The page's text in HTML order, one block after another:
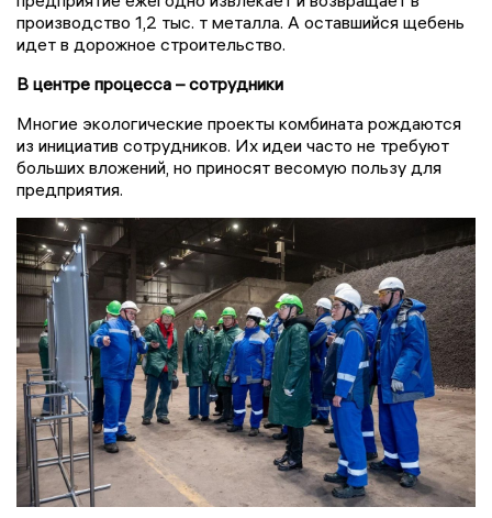
производство 1,2 тыс. т металла. А оставшийся щебень
идет в дорожное строительство.
В центре процесса – сотрудники
Многие экологические проекты комбината рождаются
из инициатив сотрудников. Их идеи часто не требуют
больших вложений, но приносят весомую пользу для
предприятия.